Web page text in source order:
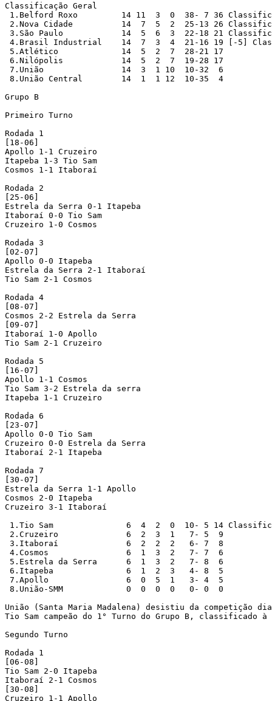
Classificação Geral
1.Belford Roxo		14 11  3  0  38- 7 36 Classificado
2.Nova Cidade		14  7  5  2  25-13 26 Classificado
3.São Paulo		14  5  6  3  22-18 21 Classificado
4.Brasil Industrial	14  7  3  4  21-16 19 [-5] Classificado
5.Atlético		14  5  2  7  28-21 17
6.Nilópolis		14  5  2  7  19-28 17
7.União		14  3  1 10  10-32  6
8.União Central	14  1  1 12  10-35  4
Grupo B
Primeiro Turno
Rodada 1
[18-06]
Apollo 1-1 Cruzeiro
Itapeba 1-3 Tio Sam
Cosmos 1-1 Itaboraí
Rodada 2
[25-06]
Estrela da Serra 0-1 Itapeba
Itaboraí 0-0 Tio Sam
Cruzeiro 1-0 Cosmos
Rodada 3
[02-07]
Apollo 0-0 Itapeba
Estrela da Serra 2-1 Itaboraí
Tio Sam 2-1 Cosmos
Rodada 4
[08-07]
Cosmos 2-2 Estrela da Serra
[09-07]
Itaboraí 1-0 Apollo
Tio Sam 2-1 Cruzeiro
Rodada 5
[16-07]
Apollo 1-1 Cosmos
Tio Sam 3-2 Estrela da serra
Itapeba 1-1 Cruzeiro
Rodada 6
[23-07]
Apollo 0-0 Tio Sam
Cruzeiro 0-0 Estrela da Serra
Itaboraí 2-1 Itapeba
Rodada 7
[30-07]
Estrela da Serra 1-1 Apollo
Cosmos 2-0 Itapeba
Cruzeiro 3-1 Itaboraí
1.Tio Sam		 6  4  2  0  10- 5 14 Classificado
2.Cruzeiro		 6  2  3  1   7- 5  9
3.Itaboraí		 6  2  2  2   6- 7  8
4.Cosmos		 6  1  3  2   7- 7  6
5.Estrela da Serra	 6  1  3  2   7- 8  6
6.Itapeba		 6  1  2  3   4- 8  5
7.Apollo		 6  0  5  1   3- 4  5
8.União-SMM		 0  0  0  0   0- 0  0
União (Santa Maria Madalena) desistiu da competição
Tio Sam campeão do 1° Turno do Grupo B, classificado
Segundo Turno
Rodada 1
[06-08]
Tio Sam 2-0 Itapeba
Itaboraí 2-1 Cosmos
[30-08]
Cruzeiro 1-1 Apollo